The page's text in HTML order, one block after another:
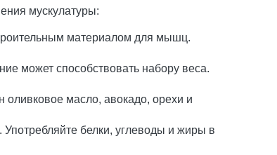
мускулатуры:
материалом для мышц.
может способствовать набору веса.
масло, авокадо, орехи и
белки, углеводы и жиры в